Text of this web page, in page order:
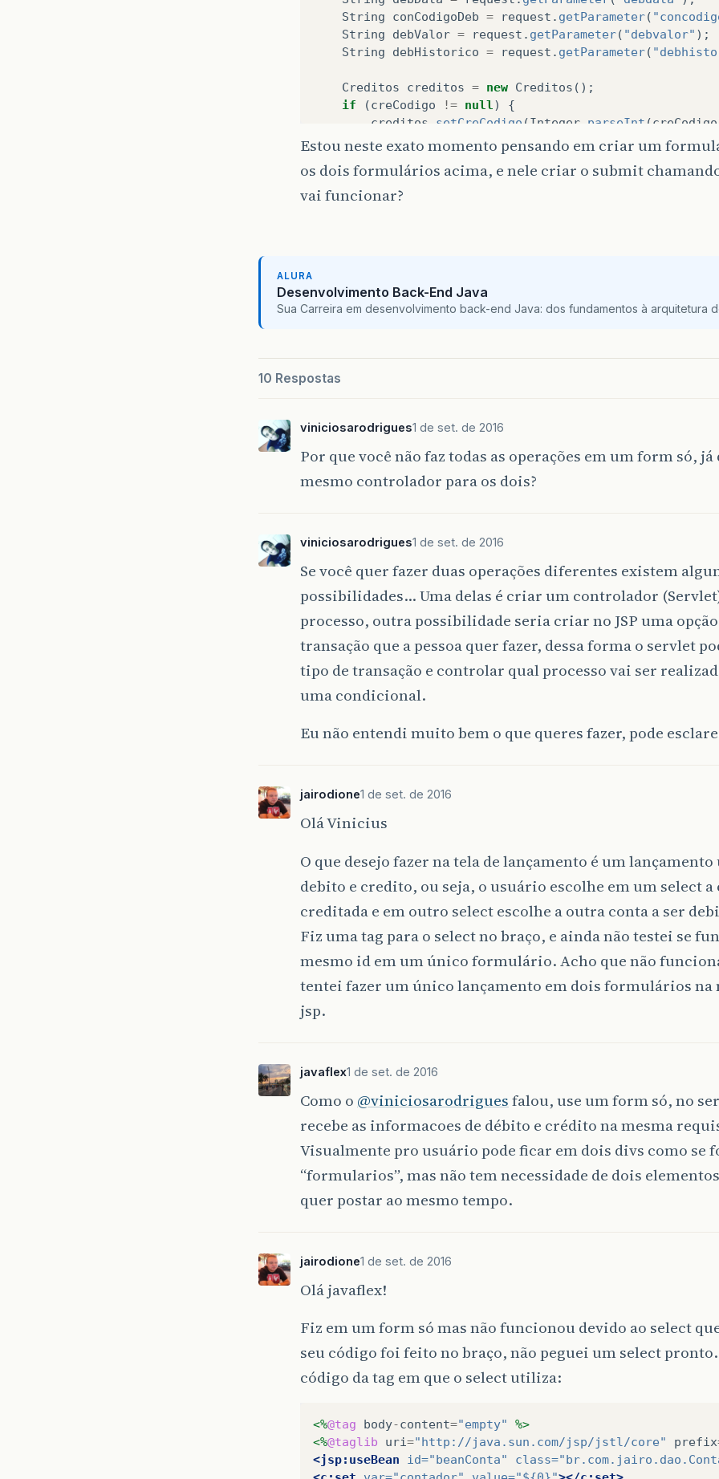
String
conCodigoDeb = request . getParameter(
String
debValor = request . getParameter( "debvalor" );
String
debHistorico = request . getParameter(
Creditos creditos = new Creditos ();
if
(creCodigo != null )
{
creditos
setCreCodigo (Integer parseInt (creCodigo
"dd/
if (creData != null)
{
Date
if
( creValor != null)
creditos.setCreValor (Double .parseDouble( creValor
if
(debCodigo != null)
{
debitos . setDebCodigo ( Integer
Date debDataFormatada
debitos
setDebData debDataFormatada
if (conCodigo != null ) {
debitos.setConCodigo (Integer.parseInt (conCodigo
if ( debValor != null)
{
debitos .setDebValor (Double.parseDouble(debValor
debitos .setDebHistorico
String acao = request . getParameter("acao");
acao
= "listarCredito"
//contaDAO.alteraConta(contas);
//rd = request.getRequestDispatcher("/
( .equals
//contaDAO.excluiConta(contas);
//rd = request.getRequestDispatcher("/
//else if (acao.equals("listarConta")) {
//int numPagina = 1;
//if (request.getParameter("numpagina") !=
debitoDAO.
rd
= request . getRequestDispatcher ("/
rd.forward( request, response);
Estou neste exato momento pensando em criar um
os dois formulários acima, e nele criar o submit
vai funcionar?
ALURA
Desenvolvimento Back-End Java
Sua Carreira em desenvolvimento back-end Java: dos fundamentos à arquitetura
10 Respostas
viniciosarodrigues1 de set. de 2016
Por que você não faz todas as operações em um form só, já
mesmo controlador para os dois?
viniciosarodrigues1 de set. de 2016
Se você quer fazer duas operações diferentes existem
possibilidades… Uma delas é criar um controlador
processo, outra possibilidade seria criar no JSP uma
transação que a pessoa quer fazer, dessa forma o servlet
tipo de transação e controlar qual processo vai ser
uma condicional.
Eu não entendi muito bem o que queres fazer, pode
jairodione1 de set. de 2016
Olá Vinicius
O que desejo fazer na tela de lançamento é um
debito e credito, ou seja, o usuário escolhe em um select a
creditada e em outro select escolhe a outra conta a ser
Fiz uma tag para o select no braço, e ainda não testei se
mesmo id em um único formulário. Acho que não
tentei fazer um único lançamento em dois formulários na
jsp.
javaflex1 de set. de 2016
Como o @viniciosarodriguesfalou, use um form só, no
recebe as informacoes de débito e crédito na mesma
Visualmente pro usuário pode ficar em dois divs como se
“formularios”, mas não tem necessidade de dois
quer postar ao mesmo tempo.
jairodione1 de set. de 2016
Olá javaflex!
Fiz em um form só mas não funcionou devido ao select
seu código foi feito no braço, não peguei um select pronto.
código da tag em que o select utiliza:
<%@tag body-content="empty"
%>
<%@taglib uri="http://java.sun.com/jsp/jstl/core" prefix
<jsp:useBean
id="beanConta" class=